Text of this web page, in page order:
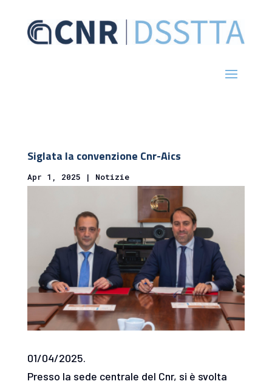
Siglata la convenzione Cnr-Aics
Apr 1, 2025 | Notizie
01/04/2025.
Presso la sede centrale del Cnr, si è svolta